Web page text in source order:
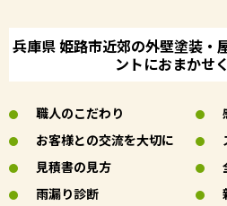
兵庫県 姫路市近郊の外壁塗装・
ントにおまかせ
職人のこだわり
お客様との交流を大切に
見積書の見方
雨漏り診断